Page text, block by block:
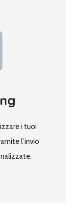
i tuoi
l’invio